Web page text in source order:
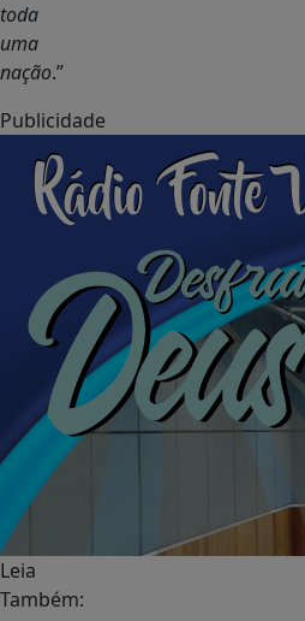
toda
uma
nação.”
Publicidade
Leia
Também: